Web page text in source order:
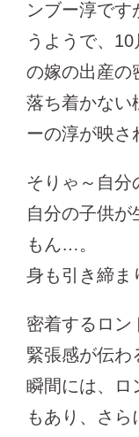
ンブー淳です
うようで、
の嫁の出産の
落ち着かない
ーの淳が映さ
そりゃ～自分
自分の子供が
もん…。
身も引き締
密着するロン
緊張感が伝わ
瞬間には、ロ
もあり、さ